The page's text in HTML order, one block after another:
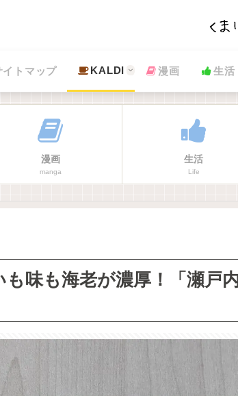
イトマップ KALDI 漫画 生活
漫画
manga
生活
Life
も味も海老が濃厚！「瀬戸